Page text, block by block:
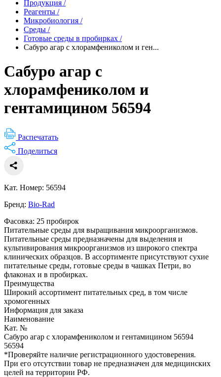
Продукция /
Реагенты /
Микробиология /
Среды /
Готовые среды в пробирках /
Сабуро агар с хлорамфениколом и ген...
Сабуро агар с
хлорамфениколом и
гентамицином 56594
Распечатать
Поделиться
Кат. Номер: 56594
Бренд: Bio-Rad
Фасовка: 25 пробирок
Питательные среды для выращивания микроорганизмов.
Питательные среды предназначены для выделения и
культивирования микроорганизмов из широкого спектра
клинических образцов. В ассортименте присутствуют сухие
питательные среды, готовые среды в чашках Петри, во
флаконах и в пробирках.
Преимущества
Широкий ассортимент питательных сред, в том числе
хромогенных
Информация для заказа
Наименование
Кат. №
Сабуро агар с хлорамфениколом и гентамицином 56594
56594
*Проверяйте наличие регистрационного удостоверения.
При его отсутствии товар не предназначен для медицинских
целей на территории РФ.